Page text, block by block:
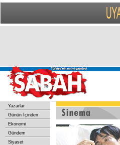
Yazarlar
Günün İçinden
Ekonomi
Gündem
Siyaset